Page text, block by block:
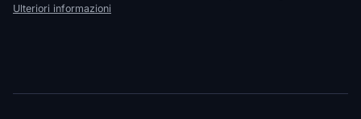
Ulteriori informazioni